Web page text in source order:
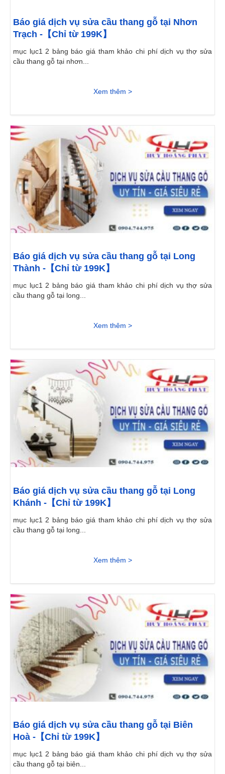
Báo giá dịch vụ sửa cầu thang gỗ tại Nhơn
Trạch -【Chỉ từ 199K】
mục lục1 2 bảng báo giá tham khảo chi phí dịch vụ thợ sửa
cầu thang gỗ tại nhơn...
Xem thêm >
Báo giá dịch vụ sửa cầu thang gỗ tại Long
Thành -【Chỉ từ 199K】
mục lục1 2 bảng báo giá tham khảo chi phí dịch vụ thợ sửa
cầu thang gỗ tại long...
Xem thêm >
Báo giá dịch vụ sửa cầu thang gỗ tại Long
Khánh -【Chỉ từ 199K】
mục lục1 2 bảng báo giá tham khảo chi phí dịch vụ thợ sửa
cầu thang gỗ tại long...
Xem thêm >
Báo giá dịch vụ sửa cầu thang gỗ tại Biên
Hoà -【Chỉ từ 199K】
mục lục1 2 bảng báo giá tham khảo chi phí dịch vụ thợ sửa
cầu thang gỗ tại biên...